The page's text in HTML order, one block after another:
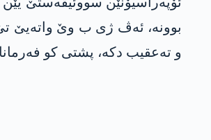
بوونە، ئه‌ڤ ژی ب وێ واته‌یێ
و ته‌عقیب دكه‌، پشتی كو